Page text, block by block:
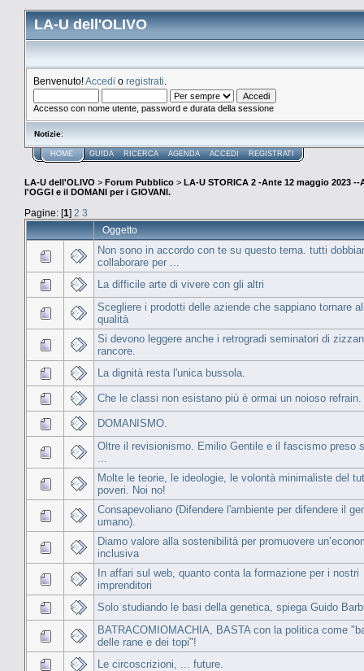
LA-U dell'OLIVO
Benvenuto!Accedi o registrati
Accesso con nome utente, password e durata della sessione
Notizie:
HOME GUIDA RICERCA AGENDA ACCEDI REGISTRATI
LA-U dell'OLIVO > Forum Pubblico > LA-U STORICA 2 -Ante 12 maggio 2023 --
l'OGGI e il DOMANI per i GIOVANI.
Pagine: [1] 2 3
Oggetto
Non sono in accordo con te su questo tema. tutti
collaborare per ...
La difficile arte di vivere con gli altri
Scegliere i prodotti delle aziende che sappiano tornare
qualità
Si devono leggere anche i retrogradi seminatori di
rancore.
La dignità resta l'unica bussola.
Che le classi non esistano più è ormai un noioso refrain.
DOMANISMO.
Oltre il revisionismo. Emilio Gentile e il fascismo preso
Molte le teorie, le ideologie, le volontà minimaliste del
poveri. Noi no!
Consapevoliano (Difendere l'ambiente per difendere il
umano).
Diamo valore alla sostenibilità per promuovere
inclusiva
In affari sul web, quanto conta la formazione per i nostri
imprenditori
Solo studiando le basi della genetica, spiega Guido
BATRACOMIOMACHIA, BASTA con la politica come
delle rane e dei topi"!
Le circoscrizioni, ... future.